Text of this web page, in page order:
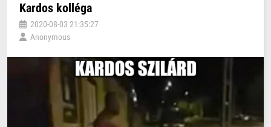
Kardos kolléga
2020-08-03 21:35:27
Anonymous